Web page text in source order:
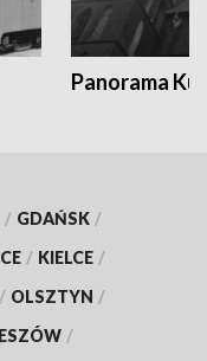
Panorama
/ GDAŃSK /
/ KIELCE /
/ OLSZTYN /
/